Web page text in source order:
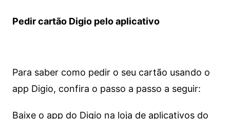
Pedir cartão Digio pelo aplicativo
Para saber como pedir o seu cartão usando o
app Digio, confira o passo a passo a seguir:
Baixe o app do Digio na loja de aplicativos do